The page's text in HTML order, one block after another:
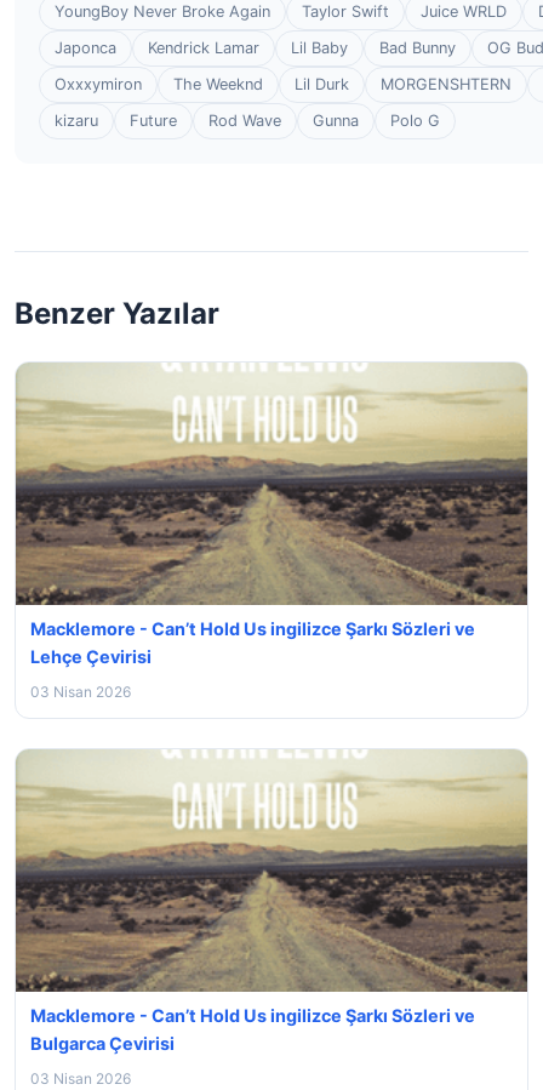
YoungBoy Never Broke Again Taylor Swift Juice WRLD
Japonca
Kendrick Lamar Lil Baby Bad Bunny
OG
Oxxxymiron
The Weeknd Lil Durk
MORGENSHTERN
kizaru
Future Rod Wave Gunna Polo G
Benzer Yazılar
Macklemore - Can’t Hold Us ingilizce Şarkı Sözleri ve
Lehçe Çevirisi
03 Nisan 2026
Macklemore - Can’t Hold Us ingilizce Şarkı Sözleri ve
Bulgarca Çevirisi
03 Nisan 2026